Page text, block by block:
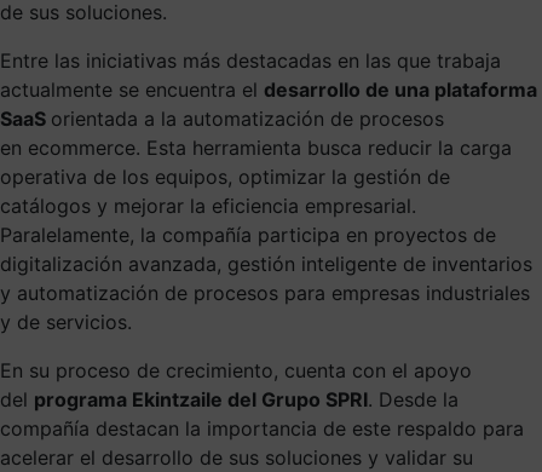
de sus soluciones.
Entre las iniciativas más destacadas en las que trabaja
actualmente se encuentra el desarrollo de una plataforma
SaaS orientada a la automatización de procesos
en ecommerce. Esta herramienta busca reducir la carga
operativa de los equipos, optimizar la gestión de
catálogos y mejorar la eficiencia empresarial.
Paralelamente, la compañía participa en proyectos de
digitalización avanzada, gestión inteligente de inventarios
y automatización de procesos para empresas industriales
y de servicios.
En su proceso de crecimiento, cuenta con el apoyo
del programa Ekintzaile del Grupo SPRI. Desde la
compañía destacan la importancia de este respaldo para
acelerar el desarrollo de sus soluciones y validar su